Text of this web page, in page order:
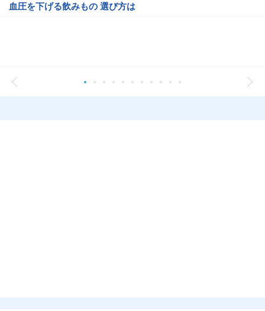
血圧を下げる飲みもの 選び方は